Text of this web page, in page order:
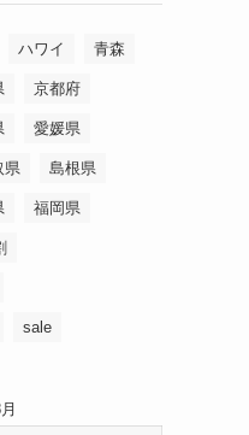
ハワイ 青森
京都府
愛媛県
県 島根県
福岡県
sale